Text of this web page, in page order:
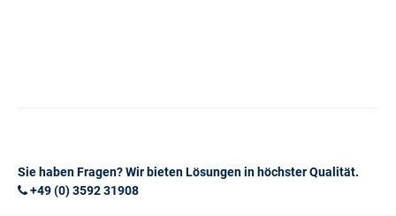
Sie haben Fragen? Wir bieten Lösungen in höchster Qualität.
+49 (0) 3592 31908